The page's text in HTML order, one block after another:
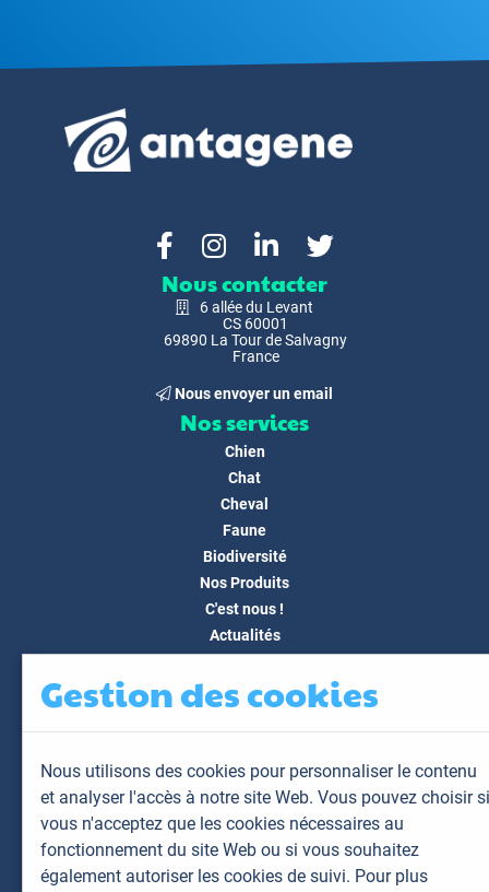
Nous contacter
6 allée du Levant
CS 60001
69890 La Tour de Salvagny
France
Nous envoyer un email
Nos services
Chien
Chat
Cheval
Faune
Biodiversité
Nos Produits
C'est nous !
Actualités
FAQ
Mon espace
Mes animaux
Mes résultats
Mes commandes
Mes factures
Gestion des cookies
Nous utilisons des cookies pour personnaliser le contenu
et analyser l'accès à notre site Web. Vous pouvez choisir si
vous n'acceptez que les cookies nécessaires au
fonctionnement du site Web ou si vous souhaitez
également autoriser les cookies de suivi. Pour plus